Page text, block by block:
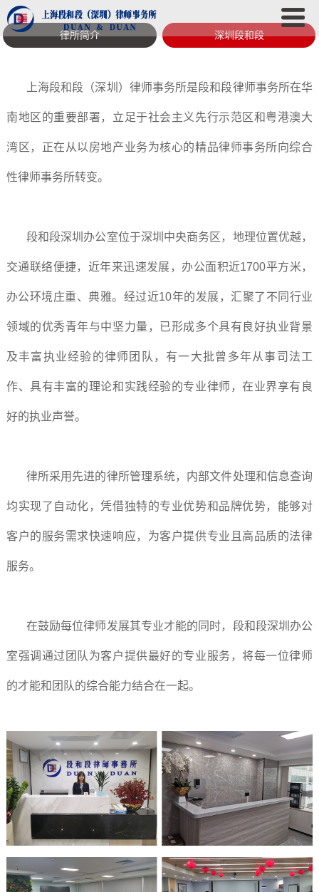
律所简介 深圳段和段
上海段和段（深圳）律师事务所是段和段律师事务所在华
南地区的重要部署，立足于社会主义先行示范区和粤港澳大
湾区，正在从以房地产业务为核心的精品律师事务所向综合
性律师事务所转变。
段和段深圳办公室位于深圳中央商务区，地理位置优越，
交通联络便捷，近年来迅速发展，办公面积近1700平方米，
办公环境庄重、典雅。经过近10年的发展，汇聚了不同行业
领域的优秀青年与中坚力量，已形成多个具有良好执业背景
及丰富执业经验的律师团队，有一大批曾多年从事司法工
作、具有丰富的理论和实践经验的专业律师，在业界享有良
好的执业声誉。
律所采用先进的律所管理系统，内部文件处理和信息查询
均实现了自动化，凭借独特的专业优势和品牌优势，能够对
客户的服务需求快速响应，为客户提供专业且高品质的法律
服务。
在鼓励每位律师发展其专业才能的同时，段和段深圳办公
室强调通过团队为客户提供最好的专业服务，将每一位律师
的才能和团队的综合能力结合在一起。